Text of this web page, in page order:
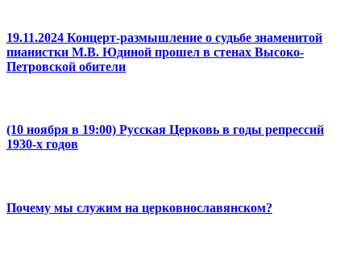
19.11.2024 Концерт-размышление о судьбе знаменитой
пианистки М.В. Юдиной прошел в стенах Высоко-
Петровской обители
(10 ноября в 19:00) Русская Церковь в годы репрессий
1930-х годов
Почему мы служим на церковнославянском?